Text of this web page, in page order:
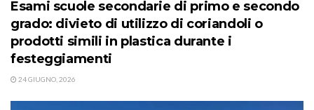
Esami scuole secondarie di primo e secondo
grado: divieto di utilizzo di coriandoli o
prodotti simili in plastica durante i
festeggiamenti
24 GIUGNO, 2026